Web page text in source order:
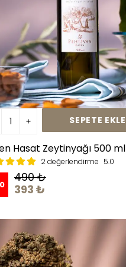
SEPETE EKLE
Hasat Zeytinyağı 500 ml
2 değerlendirme 5.0
490 ₺
393 ₺